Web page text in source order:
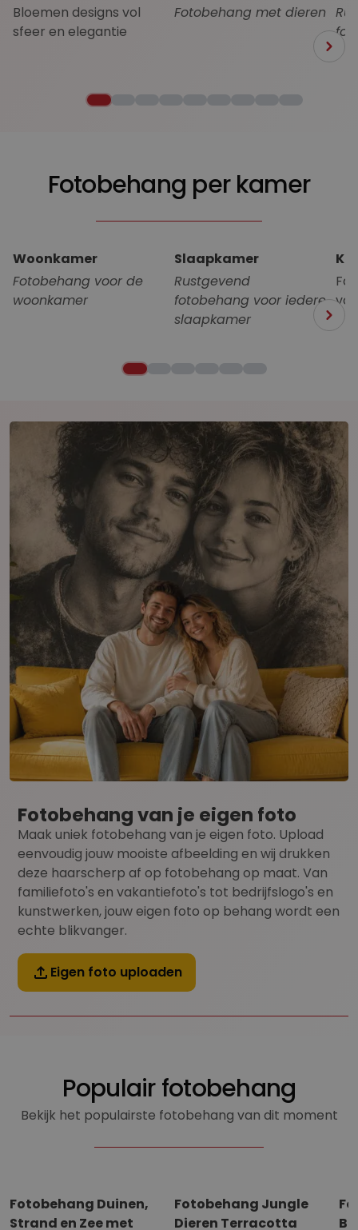
Bloemen designs vol
sfeer en elegantie
Fotobehang met dieren
Fotobehang per kamer
Woonkamer
Fotobehang voor de
woonkamer
Slaapkamer
Rustgevend
fotobehang voor iedere
slaapkamer
Fotobehang van je eigen foto
Maak uniek fotobehang van je eigen foto. Upload
eenvoudig jouw mooiste afbeelding en wij drukken
deze haarscherp af op fotobehang op maat. Van
familiefoto's en vakantiefoto's tot bedrijfslogo's en
kunstwerken, jouw eigen foto op behang wordt een
echte blikvanger.
Eigen foto uploaden
Populair fotobehang
Bekijk het populairste fotobehang van dit moment
Fotobehang Duinen,
Strand en Zee met
Fotobehang Jungle
Dieren Terracotta